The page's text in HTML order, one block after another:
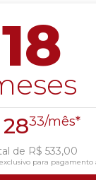
18
2833/mês*
de R$ 533,00
para pagamento